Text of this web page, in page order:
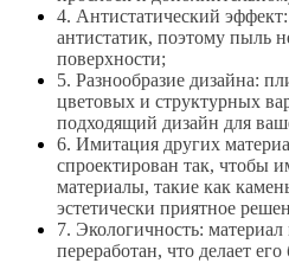
4. Антистатический
антистатик, поэтому пыль
поверхности;
5. Разнообразие дизайна:
цветовых и структурных
подходящий дизайн для
6. Имитация других
спроектирован так, чтобы
материалы, такие как
эстетически приятное
7. Экологичность:
переработан, что делает